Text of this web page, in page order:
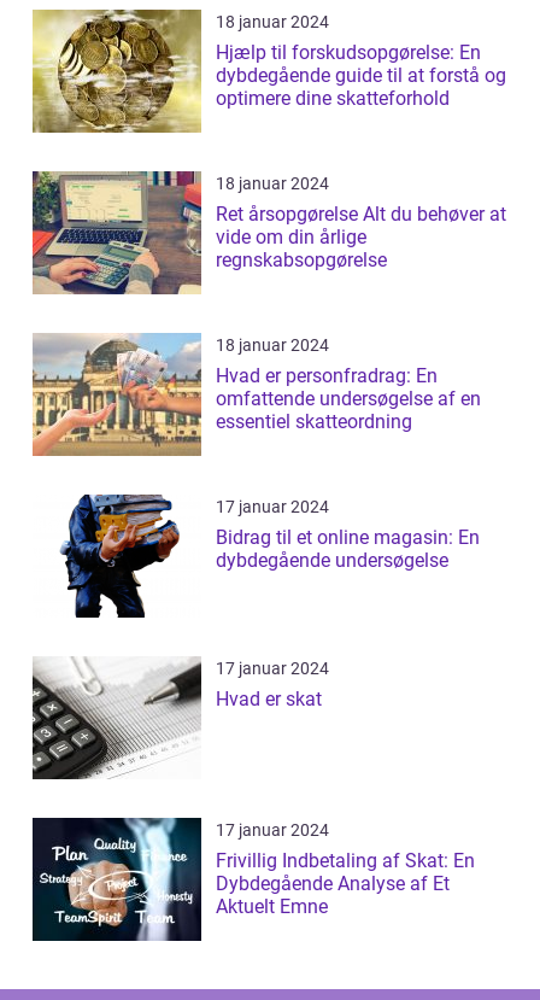
18 januar 2024
Hjælp til forskudsopgørelse: En
dybdegående guide til at forstå og
optimere dine skatteforhold
18 januar 2024
Ret årsopgørelse Alt du behøver at
vide om din årlige
regnskabsopgørelse
18 januar 2024
Hvad er personfradrag: En
omfattende undersøgelse af en
essentiel skatteordning
17 januar 2024
Bidrag til et online magasin: En
dybdegående undersøgelse
17 januar 2024
Hvad er skat
17 januar 2024
Frivillig Indbetaling af Skat: En
Dybdegående Analyse af Et
Aktuelt Emne